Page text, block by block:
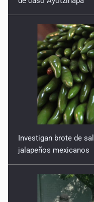
jalapeños mexicanos